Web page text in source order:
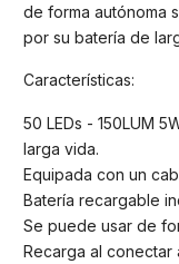
de forma autónoma
por su batería de
Características:
50 LEDs - 150LUM
larga vida.
Equipada con un
Batería recargable
Se puede usar de
Recarga al conectar